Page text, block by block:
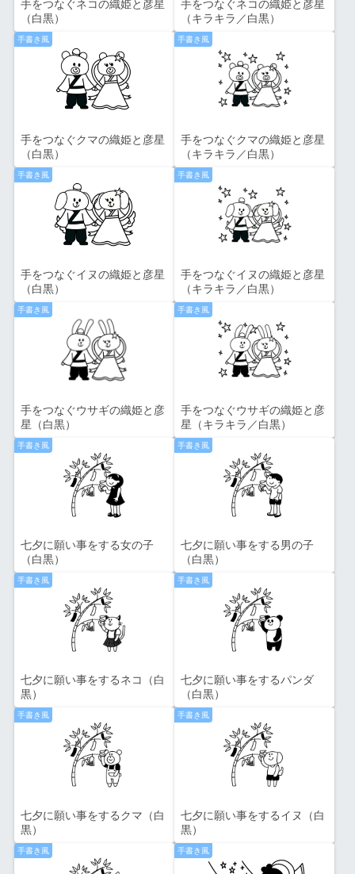
手をつなぐネコの織姫と彦星
（白黒）
手をつなぐネコの織姫と彦星
（キラキラ／白黒）
手書き風
手をつなぐクマの織姫と彦星
（白黒）
手書き風
手をつなぐクマの織姫と彦星
（キラキラ／白黒）
手書き風
手をつなぐイヌの織姫と彦星
（白黒）
手書き風
手をつなぐイヌの織姫と彦星
（キラキラ／白黒）
手書き風
手をつなぐウサギの織姫と彦
星（白黒）
手書き風
手をつなぐウサギの織姫と彦
星（キラキラ／白黒）
手書き風
七夕に願い事をする女の子
（白黒）
手書き風
七夕に願い事をする男の子
（白黒）
手書き風
七夕に願い事をするネコ（白
黒）
手書き風
七夕に願い事をするパンダ
（白黒）
手書き風
七夕に願い事をするクマ（白
黒）
手書き風
七夕に願い事をするイヌ（白
黒）
手書き風 手書き風